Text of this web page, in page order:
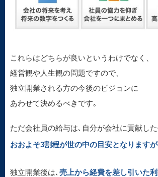
これらはどちらが良いというわけでなく、
経営観や人生観の問題ですので、
独立開業される方の今後のビジョンに
あわせて決めるべきです｡
ただ会社員の給与は､自分が会社に貢献し
おおよそ3割程が世の中の目安となりますが
独立開業後は､ 売上から経費を差し引いた